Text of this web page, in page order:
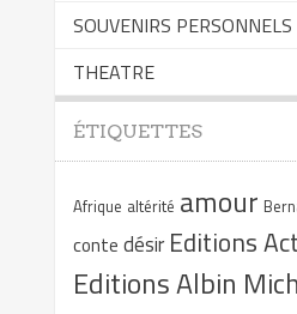
SOUVENIRS PERSONNELS
THEATRE
ÉTIQUETTES
Afrique altérité amour
conte désir Editions
Editions Albin